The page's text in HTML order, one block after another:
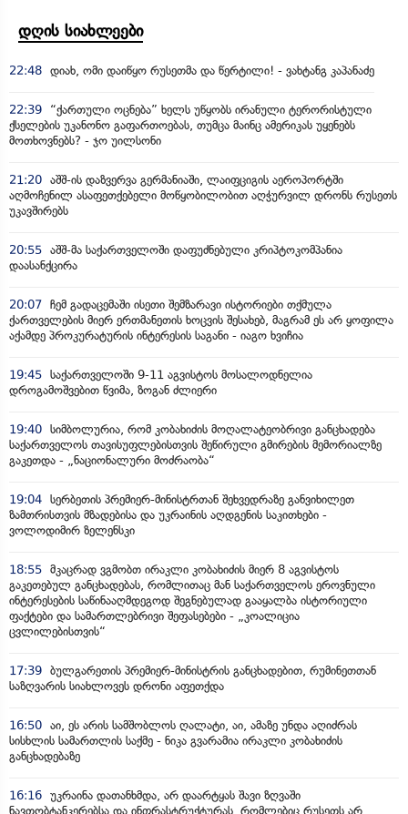
დღის სიახლეები
22:48 დიახ, ომი დაიწყო რუსეთმა და წერტილი! - ვახტანგ კაპანაძე
22:39
“ქართული ოცნება” ხელს უწყობს ირანული ტერორისტული
ქსელების უკანონო გაფართოებას, თუმცა მაინც ამერიკას უყენებს
მოთხოვნებს? - ჯო უილსონი
21:20 აშშ-ის დაზვერვა გერმანიაში, ლაიფციგის აეროპორტში
აღმოჩენილ ასაფეთქებელი მოწყობილობით აღჭურვილ დრონს რუსეთს
უკავშირებს
20:55 აშშ-მა საქართველოში დაფუძნებული კრიპტოკომპანია
დაასანქცირა
20:07 ჩემ გადაცემაში ისეთი შემზარავი ისტორიები თქმულა
ქართველების მიერ ერთმანეთის ხოცვის შესახებ, მაგრამ ეს არ ყოფილა
აქამდე პროკურატურის ინტერესის საგანი - იაგო ხვიჩია
19:45 საქართველოში 9-11 აგვისტოს მოსალოდნელია
დროგამოშვებით წვიმა, ზოგან ძლიერი
19:40 სიმბოლურია, რომ კობახიძის მოღალატეობრივი განცხადება
საქართველოს თავისუფლებისთვის შეწირული გმირების მემორიალზე
გაკეთდა - „ნაციონალური მოძრაობა“
19:04 სერბეთის პრემიერ-მინისტრთან შეხვედრაზე განვიხილეთ
ზამთრისთვის მზადებისა და უკრაინის აღდგენის საკითხები -
ვოლოდიმირ ზელენსკი
18:55 მკაცრად ვგმობთ ირაკლი კობახიძის მიერ 8 აგვისტოს
გაკეთებულ განცხადებას, რომლითაც მან საქართველოს ეროვნული
ინტერესების საწინააღმდეგოდ შეგნებულად გააყალბა ისტორიული
ფაქტები და სამართლებრივი შეფასებები - „კოალიცია
ცვლილებისთვის“
17:39 ბულგარეთის პრემიერ-მინისტრის განცხადებით, რუმინეთთან
საზღვარის სიახლოვეს დრონი აფეთქდა
16:50 აი, ეს არის სამშობლოს ღალატი, აი, ამაზე უნდა აღიძრას
სისხლის სამართლის საქმე - ნიკა გვარამია ირაკლი კობახიძის
განცხადებაზე
16:16 უკრაინა დათანხმდა, არ დაარტყას შავი ზღვაში
ნავთობტანკერებსა და ინფრასტრუქტურას, რომლებიც რუსეთს არ